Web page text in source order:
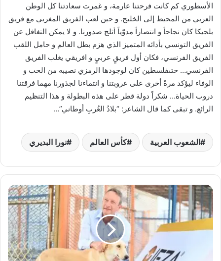
الأسطوري كم كانت فرحتنا عارمة، و غمرت سعادتنا كل الوطن
العربي من المحيط إلى الخليج. و حين لعب الفريق المغربي مع فريق
بلجيكا كان نجاحاً و انتصاراً مدوّياً أثلج صدورنا. و لا يمكن التغافل عن
الفريق التونسي بأدائه المتميز الذي هزم بطل العالم و حامل اللقب
الفريق الفرنسي، فكان أول فريقٍ عربيٍ و افريقي يغلب الفريق
الفرنسي… حتىفلسطين كان لوجودها الرمزي نصيبه من الحب و
الوفاء ليؤكد مرةً أخرى على عروبتنا و انتماءنا لجذورنا مهما فرقتنا
دروب الحياة… شكراً دولة قطر على هذه البطولة و هذا التنظيم
الرائع. و تبقى كما قال الشاعر: “بلادُ العُربِ أوطاني”…
الشعوب العربية كأس العالم نورا البديري